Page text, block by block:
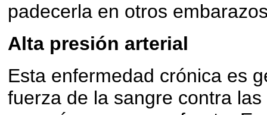
padecerla en otros
Alta presión arterial
Esta enfermedad crónica es
fuerza de la sangre contra